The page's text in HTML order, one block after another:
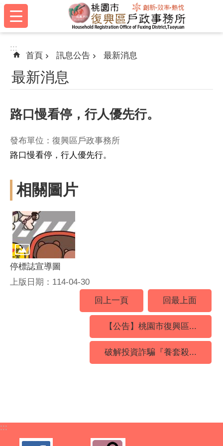
跳到主要內容區塊
:::
:::
首頁 訊息公告 最新消息
最新消息
路口慢看停，行人優先行。
發布單位：復興區戶政事務所
路口慢看停，行人優先行。
相關圖片
停標誌宣導圖
上版日期：114-04-30
回上一頁
回最上面
【公告】桃園市復興區...
破解投資詐騙『養套殺...
:::